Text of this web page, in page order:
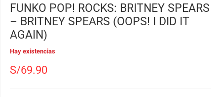
FUNKO POP! ROCKS: BRITNEY SPEARS
– BRITNEY SPEARS (OOPS! I DID IT
AGAIN)
Hay existencias
S/69.90